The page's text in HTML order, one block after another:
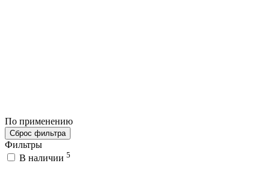
По применению
Сброс фильтра
Фильтры
В наличии 5